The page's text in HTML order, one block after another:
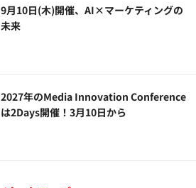
9月10日(木)開催、AI×マーケティングの
未来
2027年のMedia Innovation Conference
は2Days開催！3月10日から